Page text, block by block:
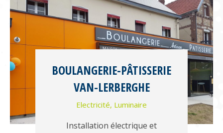
BOULANGERIE-PÂTISSERIE
VAN-LERBERGHE
Electricité, Luminaire
Installation électrique et